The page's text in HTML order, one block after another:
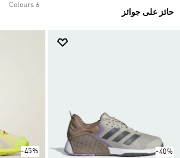
حائز على جوائز
6 Colours
-40%
-45%